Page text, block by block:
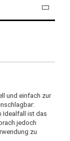
und einfach zur
Idealfall ist das
jedoch
zu